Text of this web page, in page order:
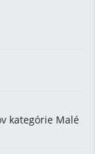
kategórie Malé